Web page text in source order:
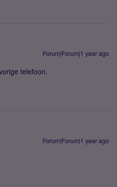
Forum|Forum|1 year ago
telefoon.
Forum|Forum|1 year ago